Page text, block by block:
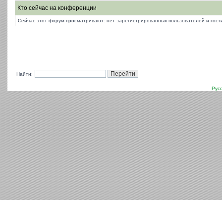
Кто сейчас на конференции
Сейчас этот форум просматривают: нет зарегистрированных пользователей и
Найти: